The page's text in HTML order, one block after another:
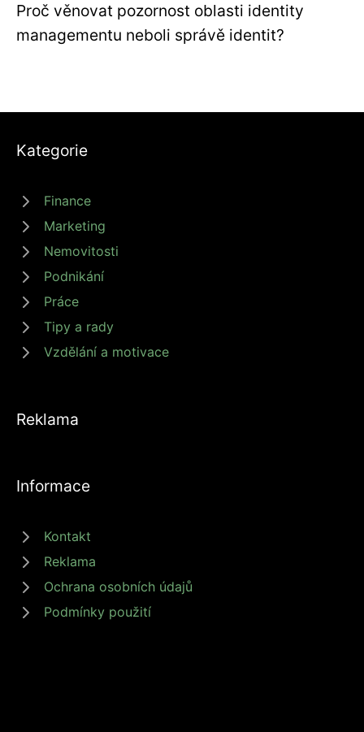
Proč věnovat pozornost oblasti identity
managementu neboli správě identit?
Kategorie
Finance
Marketing
Nemovitosti
Podnikání
Práce
Tipy a rady
Vzdělání a motivace
Reklama
Informace
Kontakt
Reklama
Ochrana osobních údajů
Podmínky použití